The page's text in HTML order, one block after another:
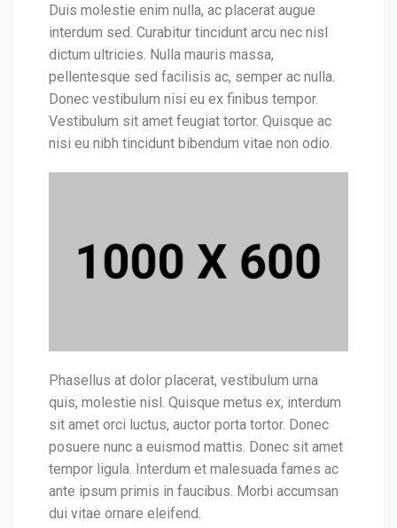
Duis molestie enim nulla, ac placerat augue
interdum sed. Curabitur tincidunt arcu nec nisl
dictum ultricies. Nulla mauris massa,
pellentesque sed facilisis ac, semper ac nulla.
Donec vestibulum nisi eu ex finibus tempor.
Vestibulum sit amet feugiat tortor. Quisque ac
nisi eu nibh tincidunt bibendum vitae non odio.
Phasellus at dolor placerat, vestibulum urna
quis, molestie nisl. Quisque metus ex, interdum
sit amet orci luctus, auctor porta tortor. Donec
posuere nunc a euismod mattis. Donec sit amet
tempor ligula. Interdum et malesuada fames ac
ante ipsum primis in faucibus. Morbi accumsan
dui vitae ornare eleifend.